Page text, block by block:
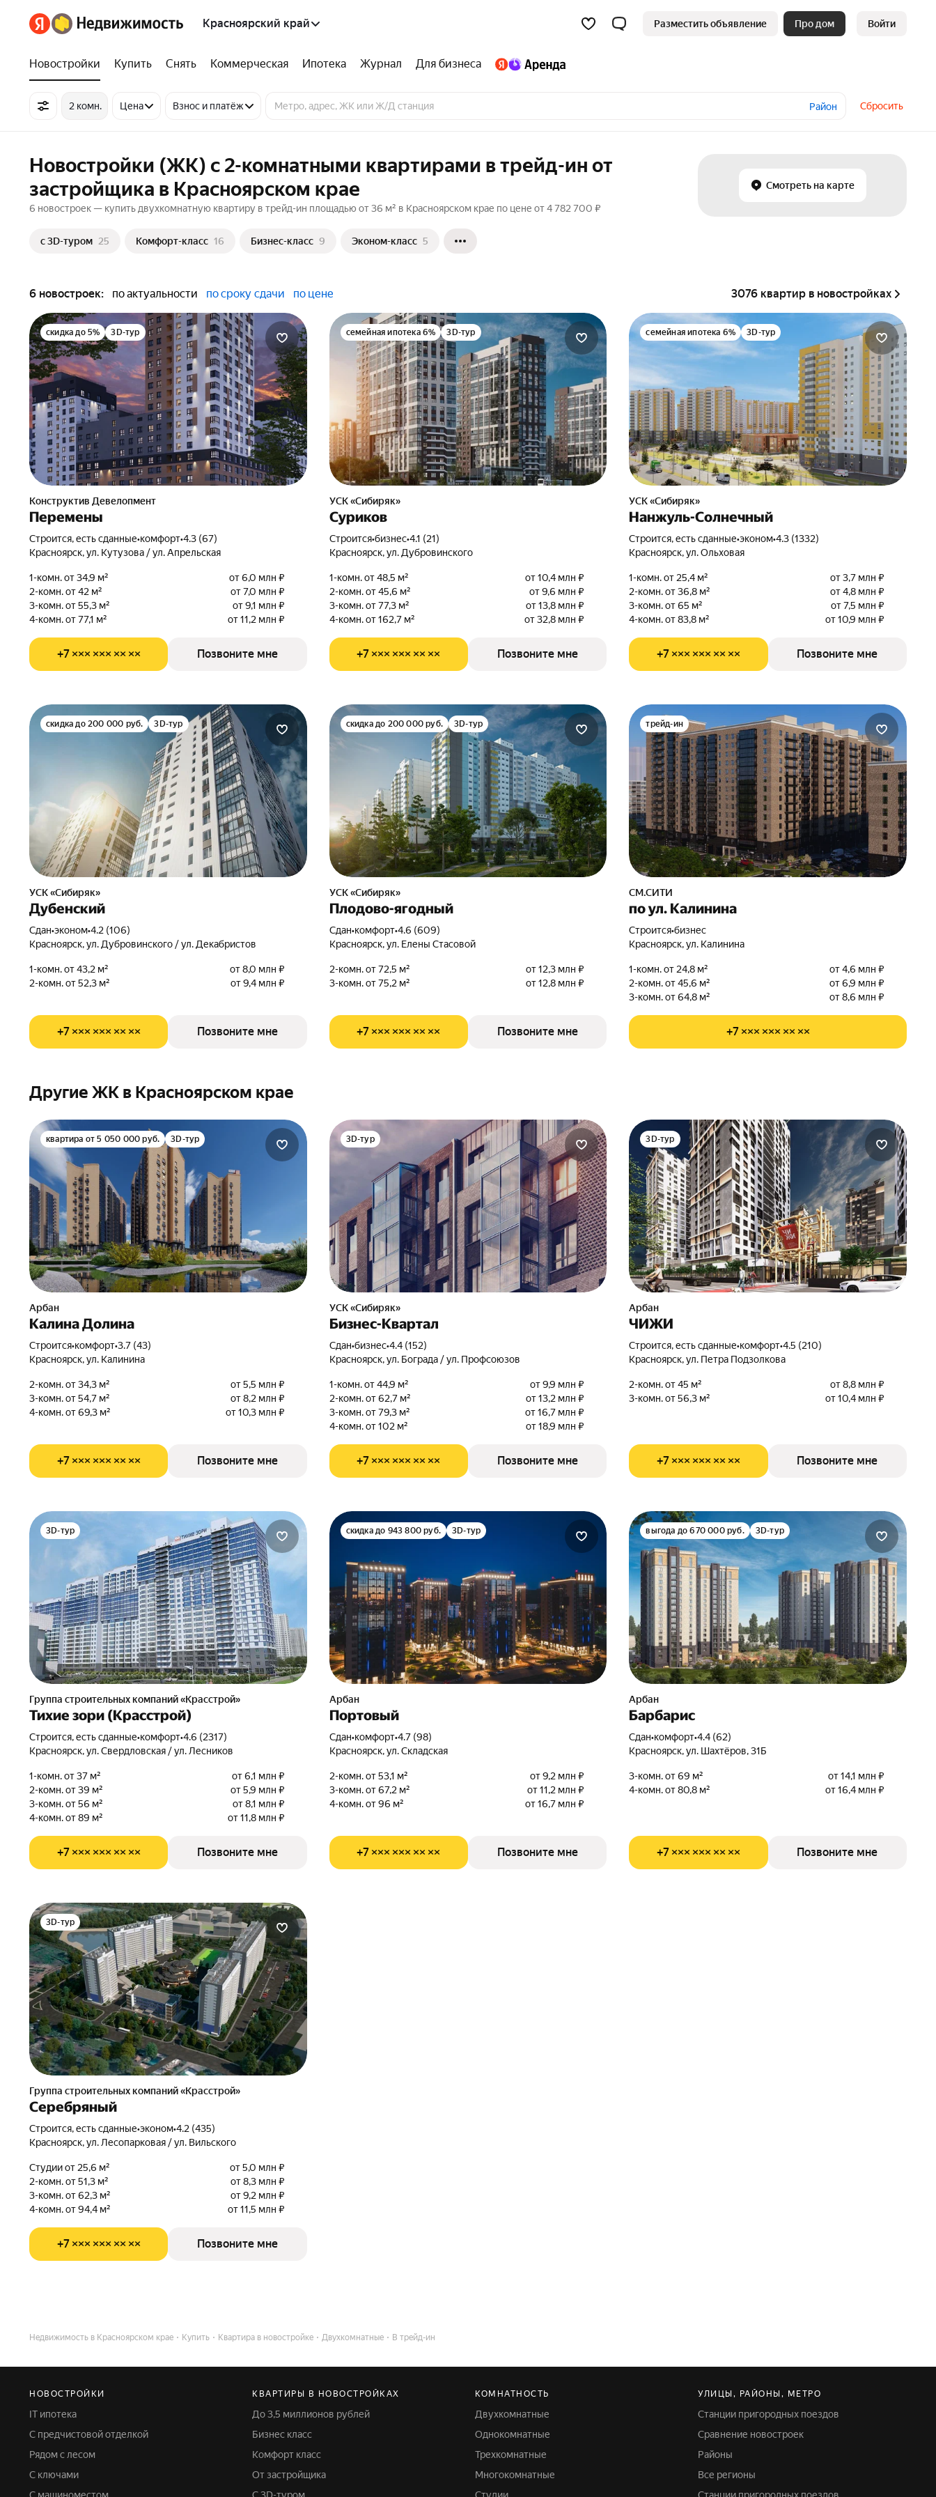
Красноярский край Разместить объявление Про дом Войти
Новостройки Купить Снять Коммерческая Ипотека Журнал Для бизнеса
2 комн. Цена Взнос и платёж Район Сбросить
Новостройки (ЖК) с 2-комнатными квартирами в трейд-ин от
застройщика в Красноярском крае
6 новостроек — купить двухкомнатную квартиру в трейд-ин площадью от 36 м² в Красноярском крае по цене от 4 782 700 ₽
c 3D-туром 25 Комфорт-класс 16 Бизнес-класс 9 Эконом-класс 5
Смотреть на карте
6 новостроек: по актуальности по сроку сдачи по цене 3076 квартир в новостройках
скидка до 5% 3D-тур
Конструктив Девелопмент
Перемены
Строится, есть сданные•комфорт•4.3 (67)
Красноярск, ул. Кутузова / ул. Апрельская
1-комн. от 34,9 м²
от 6,0 млн ₽
2-комн. от 42 м²
от 7,0 млн ₽
3-комн. от 55,3 м²
от 9,1 млн ₽
4-комн. от 77,1 м²
от 11,2 млн ₽
+7 ××× ××× ×× ×× Позвоните мне
семейная ипотека 6% 3D-тур
УСК «Сибиряк»
Суриков
Строится•бизнес•4.1 (21)
Красноярск, ул. Дубровинского
1-комн. от 48,5 м²
от 10,4 млн ₽
2-комн. от 45,6 м²
от 9,6 млн ₽
3-комн. от 77,3 м²
от 13,8 млн ₽
4-комн. от 162,7 м²
от 32,8 млн ₽
+7 ××× ××× ×× ×× Позвоните мне
семейная ипотека 6% 3D-тур
УСК «Сибиряк»
Нанжуль-Солнечный
Строится, есть сданные•эконом•4.3 (1332)
Красноярск, ул. Ольховая
1-комн. от 25,4 м²
от 3,7 млн ₽
2-комн. от 36,8 м²
от 4,8 млн ₽
3-комн. от 65 м²
от 7,5 млн ₽
4-комн. от 83,8 м²
от 10,9 млн ₽
+7 ××× ××× ×× ×× Позвоните мне
скидка до 200 000 руб. 3D-тур
УСК «Сибиряк»
Дубенский
Сдан•эконом•4.2 (106)
Красноярск, ул. Дубровинского / ул. Декабристов
1-комн. от 43,2 м²
от 8,0 млн ₽
2-комн. от 52,3 м²
от 9,4 млн ₽
+7 ××× ××× ×× ×× Позвоните мне
скидка до 200 000 руб. 3D-тур
УСК «Сибиряк»
Плодово-ягодный
Сдан•комфорт•4.6 (609)
Красноярск, ул. Елены Стасовой
2-комн. от 72,5 м²
от 12,3 млн ₽
3-комн. от 75,2 м²
от 12,8 млн ₽
+7 ××× ××× ×× ×× Позвоните мне
трейд-ин
СМ.СИТИ
по ул. Калинина
Строится•бизнес
Красноярск, ул. Калинина
1-комн. от 24,8 м²
от 4,6 млн ₽
2-комн. от 45,6 м²
от 6,9 млн ₽
3-комн. от 64,8 м²
от 8,6 млн ₽
+7 ××× ××× ×× ××
Другие ЖК в Красноярском крае
квартира от 5 050 000 руб. 3D-тур
Арбан
Калина Долина
Строится•комфорт•3.7 (43)
Красноярск, ул. Калинина
2-комн. от 34,3 м²
от 5,5 млн ₽
3-комн. от 54,7 м²
от 8,2 млн ₽
4-комн. от 69,3 м²
от 10,3 млн ₽
+7 ××× ××× ×× ×× Позвоните мне
3D-тур
УСК «Сибиряк»
Бизнес-Квартал
Сдан•бизнес•4.4 (152)
Красноярск, ул. Бограда / ул. Профсоюзов
1-комн. от 44,9 м²
от 9,9 млн ₽
2-комн. от 62,7 м²
от 13,2 млн ₽
3-комн. от 79,3 м²
от 16,7 млн ₽
4-комн. от 102 м²
от 18,9 млн ₽
+7 ××× ××× ×× ×× Позвоните мне
3D-тур
Арбан
ЧИЖИ
Строится, есть сданные•комфорт•4.5 (210)
Красноярск, ул. Петра Подзолкова
2-комн. от 45 м²
от 8,8 млн ₽
3-комн. от 56,3 м²
от 10,4 млн ₽
+7 ××× ××× ×× ×× Позвоните мне
3D-тур
Группа строительных компаний «Красстрой»
Тихие зори (Красстрой)
Строится, есть сданные•комфорт•4.6 (2317)
Красноярск, ул. Свердловская / ул. Лесников
1-комн. от 37 м²
от 6,1 млн ₽
2-комн. от 39 м²
от 5,9 млн ₽
3-комн. от 56 м²
от 8,1 млн ₽
4-комн. от 89 м²
от 11,8 млн ₽
+7 ××× ××× ×× ×× Позвоните мне
скидка до 943 800 руб. 3D-тур
Арбан
Портовый
Сдан•комфорт•4.7 (98)
Красноярск, ул. Складская
2-комн. от 53,1 м²
от 9,2 млн ₽
3-комн. от 67,2 м²
от 11,2 млн ₽
4-комн. от 96 м²
от 16,7 млн ₽
+7 ××× ××× ×× ×× Позвоните мне
выгода до 670 000 руб. 3D-тур
Арбан
Барбарис
Сдан•комфорт•4.4 (62)
Красноярск, ул. Шахтёров, 31Б
3-комн. от 69 м²
от 14,1 млн ₽
4-комн. от 80,8 м²
от 16,4 млн ₽
+7 ××× ××× ×× ×× Позвоните мне
3D-тур
Группа строительных компаний «Красстрой»
Серебряный
Строится, есть сданные•эконом•4.2 (435)
Красноярск, ул. Лесопарковая / ул. Вильского
Студии от 25,6 м²
от 5,0 млн ₽
2-комн. от 51,3 м²
от 8,3 млн ₽
3-комн. от 62,3 м²
от 9,2 млн ₽
4-комн. от 94,4 м²
от 11,5 млн ₽
+7 ××× ××× ×× ×× Позвоните мне
Недвижимость в Красноярском крае Купить Квартира в новостройке Двухкомнатные В трейд-ин
НОВОСТРОЙКИ
IT ипотека
С предчистовой отделкой
Рядом с лесом
С ключами
КВАРТИРЫ В НОВОСТРОЙКАХ
До 3,5 миллионов рублей
Бизнес класс
Комфорт класс
От застройщика
КОМНАТНОСТЬ
Двухкомнатные
Однокомнатные
Трехкомнатные
Многокомнатные
УЛИЦЫ, РАЙОНЫ, МЕТРО
Станции пригородных поездов
Сравнение новостроек
Районы
Все регионы